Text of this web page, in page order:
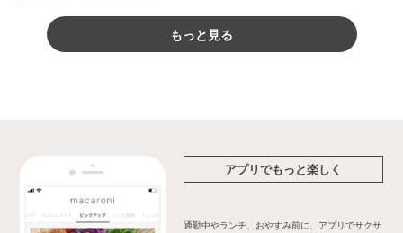
もっと見る
アプリでもっと楽しく
通勤中やランチ、おやすみ前に、アプリでサクサ